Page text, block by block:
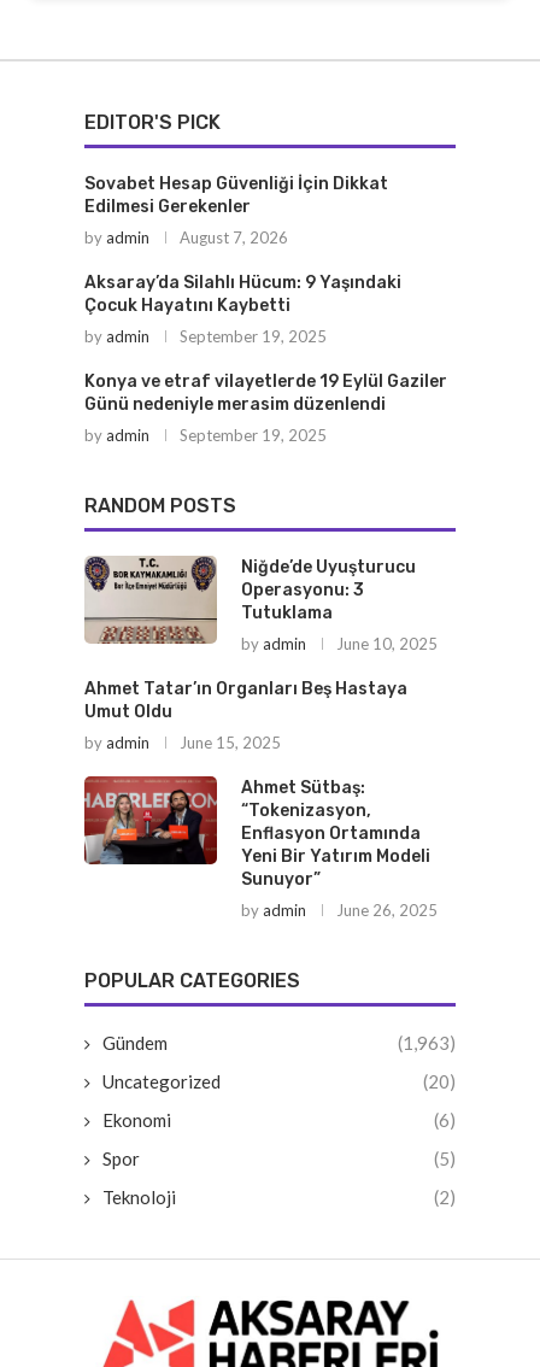
EDITOR'S PICK
Sovabet Hesap Güvenliği İçin Dikkat
Edilmesi Gerekenler
byadmin August 7, 2026
Aksaray’da Silahlı Hücum: 9 Yaşındaki
Çocuk Hayatını Kaybetti
byadmin September 19, 2025
Konya ve etraf vilayetlerde 19 Eylül Gaziler
Günü nedeniyle merasim düzenlendi
byadmin September 19, 2025
RANDOM POSTS
Niğde’de Uyuşturucu
Operasyonu: 3
Tutuklama
byadmin June 10, 2025
Ahmet Tatar’ın Organları Beş Hastaya
Umut Oldu
byadmin June 15, 2025
Ahmet Sütbaş:
“Tokenizasyon,
Enflasyon Ortamında
Yeni Bir Yatırım Modeli
Sunuyor”
byadmin June 26, 2025
POPULAR CATEGORIES
Gündem
(1,963)
Uncategorized
(20)
Ekonomi
(6)
Spor
(5)
Teknoloji
(2)